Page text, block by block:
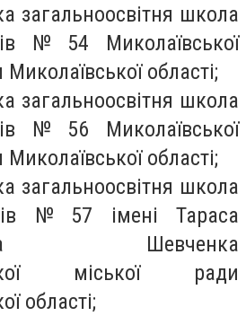
загальноосвітня школа
№ 54 Миколаївської
Миколаївської області;
загальноосвітня школа
№ 56 Миколаївської
Миколаївської області;
загальноосвітня школа
№ 57 імені Тараса
Шевченка
міської ради
області;